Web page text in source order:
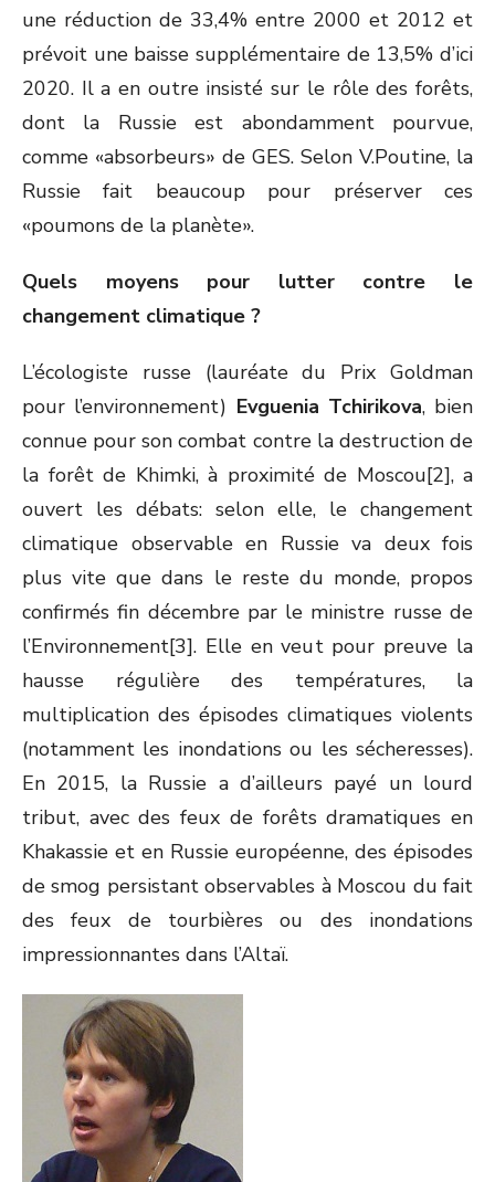
une réduction de 33,4% entre 2000 et 2012 et
prévoit une baisse supplémentaire de 13,5% d’ici
2020. Il a en outre insisté sur le rôle des forêts,
dont la Russie est abondamment pourvue,
comme «absorbeurs» de GES. Selon V.Poutine, la
Russie fait beaucoup pour préserver ces
«poumons de la planète».
Quels moyens pour lutter contre le
changement climatique ?
L’écologiste russe (lauréate du Prix Goldman
pour l’environnement) Evguenia Tchirikova, bien
connue pour son combat contre la destruction de
la forêt de Khimki, à proximité de Moscou[2], a
ouvert les débats: selon elle, le changement
climatique observable en Russie va deux fois
plus vite que dans le reste du monde, propos
confirmés fin décembre par le ministre russe de
l’Environnement[3]. Elle en veut pour preuve la
hausse régulière des températures, la
multiplication des épisodes climatiques violents
(notamment les inondations ou les sécheresses).
En 2015, la Russie a d’ailleurs payé un lourd
tribut, avec des feux de forêts dramatiques en
Khakassie et en Russie européenne, des épisodes
de smog persistant observables à Moscou du fait
des feux de tourbières ou des inondations
impressionnantes dans l’Altaï.